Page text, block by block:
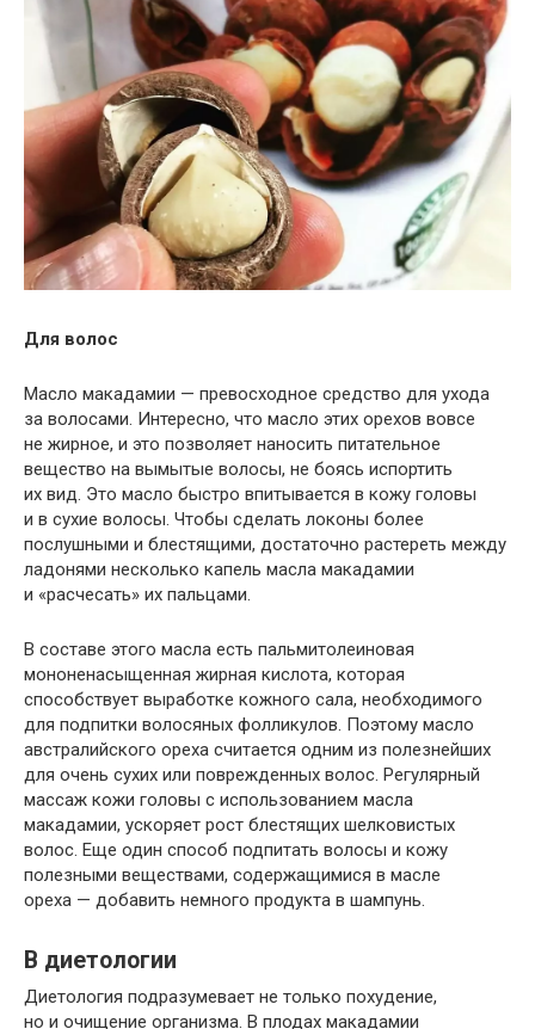
Для волос
Масло макадамии — превосходное средство для ухода
за волосами. Интересно, что масло этих орехов вовсе
не жирное, и это позволяет наносить питательное
вещество на вымытые волосы, не боясь испортить
их вид. Это масло быстро впитывается в кожу головы
и в сухие волосы. Чтобы сделать локоны более
послушными и блестящими, достаточно растереть между
ладонями несколько капель масла макадамии
и «расчесать» их пальцами.
В составе этого масла есть пальмитолеиновая
мононенасыщенная жирная кислота, которая
способствует выработке кожного сала, необходимого
для подпитки волосяных фолликулов. Поэтому масло
австралийского ореха считается одним из полезнейших
для очень сухих или поврежденных волос. Регулярный
массаж кожи головы с использованием масла
макадамии, ускоряет рост блестящих шелковистых
волос. Еще один способ подпитать волосы и кожу
полезными веществами, содержащимися в масле
ореха — добавить немного продукта в шампунь.
В диетологии
Диетология подразумевает не только похудение,
но и очищение организма. В плодах макадамии